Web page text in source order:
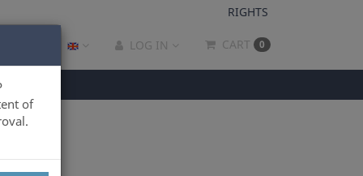
of
RIGHTS
LOG IN CART 0